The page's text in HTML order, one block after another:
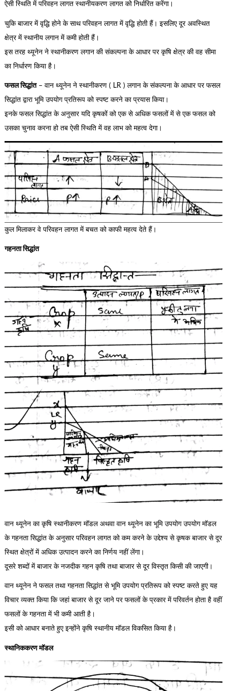
ऐसी स्थिति में परिवहन लागत स्थानीयकरण लागत को निर्धारित करेंगा।
चुकि बाजार में वृद्धि होने के साथ परिवहन लागत में वृद्धि होती हैं। इसलिए दूर अवस्थित
क्षेत्र में स्थानीय लगान में कमी होती हैं।
इस तरह थ्यूनेन ने स्थानीकरण लगान की संकल्पना के आधार पर कृषि क्षेत्र की वह सीमा
का निर्धारण किया है।
फसल सिद्धांत– वान थ्यूनेन ने स्थानीकरण ( LR ) लगान के संकल्पना के आधार पर फसल
सिद्धांत द्वारा भूमि उपयोग प्रतिरूप को स्पष्ट करने का प्रयास किया।
इनके फसल सिद्धांत के अनुसार यदि कृषकों को एक से अधिक फसलों में से एक फसल को
उसका चुनाव करना हो तब ऐसी स्थिति में वह लाभ को महत्व देगा।
कुल मिलाकर वे परिवहन लागत में बचत को काफी महत्व देते हैं।
गहनता सिद्धांत
वान थ्यूनेन का कृषि स्थानीकरण मॉडल अथवा वान थ्यूनेन का भूमि उपयोग उपयोग मॉडल
के गहनता सिद्धांत के अनुसार परिवहन लागत को कम करने के उद्देश्य से कृषक बाजार से दूर
स्थित क्षेत्रों में अधिक उत्पादन करने का निर्णय नहीं लेंगा।
दूसरे शब्दों में बाजार के नजदीक गहन कृषि तथा बाजार से दूर विस्तृत किसी की जाएगी।
वान थ्यूनेन ने फसल तथा गहनता सिद्धांत से भूमि उपयोग प्रतिरूप को स्पष्ट करते हुए यह
विचार व्यक्त किया कि जहां बाजार से दूर जाने पर फसलों के प्रकार में परिवर्तन होता है वहीं
फसलों के गहनता में भी कमी आती है।
इसी को आधार बनाते हुए इन्होंने कृषि स्थानीय मॉडल विकसित किया है।
स्थानिककरण मॉडल